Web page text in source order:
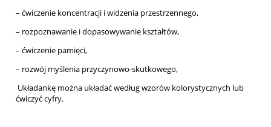
– ćwiczenie koncentracji i widzenia przestrzennego,
– rozpoznawanie i dopasowywanie kształtów,
– ćwiczenie pamięci,
– rozwój myślenia przyczynowo-skutkowego,
Układankę można układać według wzorów kolorystycznych lub
ćwiczyć cyfry.